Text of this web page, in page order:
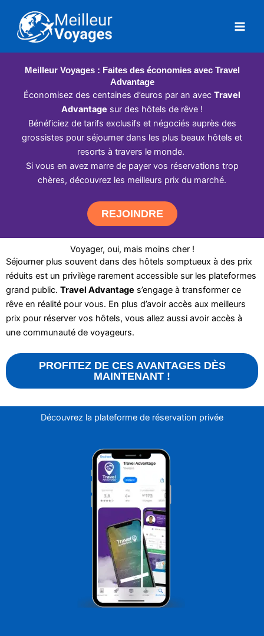
contenu
Meilleur Voyages : Faites des économies avec Travel
Advantage
Économisez des centaines d’euros par an avec Travel
Advantage sur des hôtels de rêve !
Bénéficiez de tarifs exclusifs et négociés auprès des
grossistes pour séjourner dans les plus beaux hôtels et
resorts à travers le monde.
Si vous en avez marre de payer vos réservations trop
chères, découvrez les meilleurs prix du marché.
REJOINDRE
Voyager, oui, mais moins cher !
Séjourner plus souvent dans des hôtels somptueux à des prix
réduits est un privilège rarement accessible sur les plateformes
grand public. Travel Advantage s’engage à transformer ce
rêve en réalité pour vous. En plus d’avoir accès aux meilleurs
prix pour réserver vos hôtels, vous allez aussi avoir accès à
une communauté de voyageurs.
PROFITEZ DE CES AVANTAGES DÈS
MAINTENANT !
Découvrez la plateforme de réservation privée